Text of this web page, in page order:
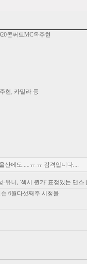
콘써트MC옥주현
현, 카밀라 등
산에도.....ㅠ.ㅠ 감격입니다....
-유니, '섹시 퀸카' 표정있는 댄스
6월다섯째주 시청율